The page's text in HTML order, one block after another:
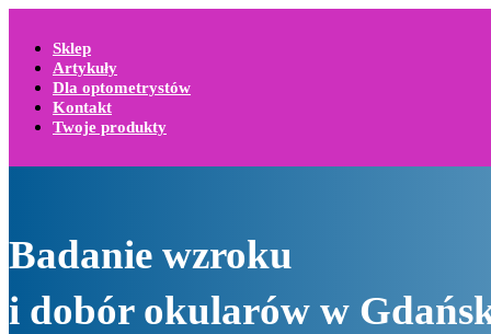
Sklep
Artykuły
Dla optometrystów
Kontakt
Twoje produkty
Badanie wzroku
i dobór okularów w